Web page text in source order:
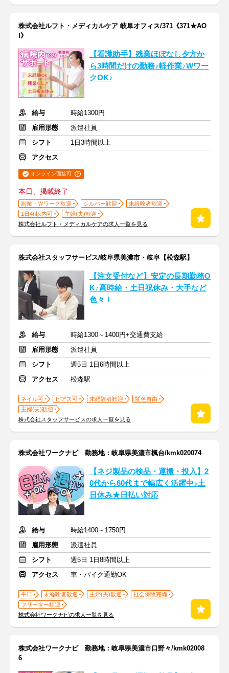
株式会社ルフト・メディカルケア 岐阜オフィス/371《371★AO
I》
【看護助手】残業ほぼなし夕方か
ら3時間だけの勤務♪軽作業♪Wワー
クOK♪
給与
時給1300円
雇用形態
派遣社員
シフト
1日3時間以上
アクセス
オンライン面接可
本日、掲載終了
副業・Ｗワーク歓迎 シルバー歓迎
未経験者歓迎
1日4h以内可
主婦(夫)歓迎
株式会社ルフト・メディカルケアの求人一覧を見る
株式会社スタッフサービス/岐阜県美濃市・岐阜【松森駅】
【注文受付など】安定の長期勤務O
K♪高時給・土日祝休み・大手など
色々！
給与
時給1300～1400円+交通費支給
雇用形態
派遣社員
シフト
週5日 1日6時間以上
アクセス
松森駅
ネイル可 ピアス可 未経験者歓迎
髪色自由
主婦(夫)歓迎
株式会社スタッフサービスの求人一覧を見る
株式会社ワークナビ 勤務地：岐阜県美濃市楓台/kmk020074
【ネジ製品の検品・運搬・投入】2
0代から60代まで幅広く活躍中♪土
日休み★日払い対応
給与
時給1400～1750円
雇用形態
派遣社員
シフト
週5日 1日8時間以上
アクセス
車・バイク通勤OK
平日 未経験者歓迎 主婦(夫)歓迎
社会保険完備
フリーター歓迎
株式会社ワークナビの求人一覧を見る
株式会社ワークナビ 勤務地：岐阜県美濃市口野々/kmk02008
6